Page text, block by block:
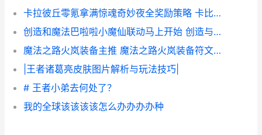
卡拉彼丘零氪拿满惊魂奇妙夜全奖励策略 卡比拉 丘
创造和魔法巴啦啦小魔仙联动马上开始 创造与魔法8
魔法之路火岚装备主推 魔法之路火岚装备符文选择
|王者诸葛亮皮肤图片解析与玩法技巧|
# 王者小弟去何处了？
我的全球该该该该怎么办办办办种